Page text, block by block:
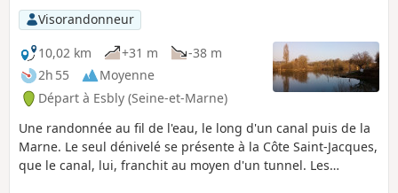
Visorandonneur
10,02 km
+31 m
-38 m
2h 55
Moyenne
Départ à Esbly (Seine-et-Marne)
Une randonnée au fil de l'eau, le long d'un canal puis de la
Marne. Le seul dénivelé se présente à la Côte Saint-Jacques,
que le canal, lui, franchit au moyen d'un tunnel. Les